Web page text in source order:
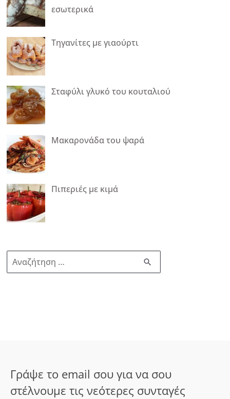
εσωτερικά
Τηγανίτες με γιαούρτι
Σταφύλι γλυκό του κουταλιού
Mακαρονάδα του ψαρά
Πιπεριές με κιμά
ν
σΓράψε το email σου για να σου
στέλνουμε τις νεότερες συνταγές